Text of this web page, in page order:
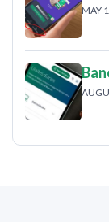
MAY